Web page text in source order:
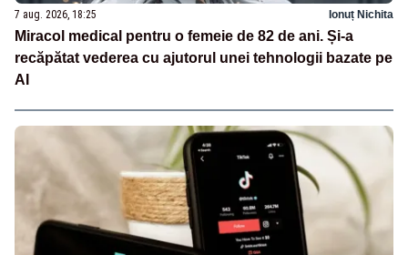
7 aug. 2026, 18:25 Ionuț Nichita
Miracol medical pentru o femeie de 82 de ani. Și-a
recăpătat vederea cu ajutorul unei tehnologii bazate pe
AI